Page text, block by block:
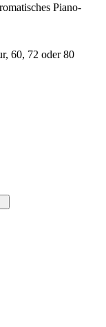
Piano-
60, 72 oder 80